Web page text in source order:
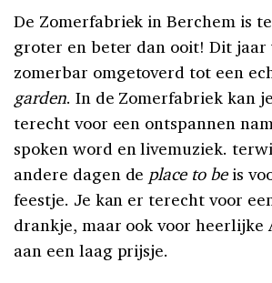
De Zomerfabriek in Berchem is
groter en beter dan ooit! Dit jaar
zomerbar omgetoverd tot een
garden. In de Zomerfabriek kan
terecht voor een ontspannen
spoken word en livemuziek.
andere dagen de place to beis
feestje. Je kan er terecht voor
drankje, maar ook voor heerlijke
aan een laag prijsje.